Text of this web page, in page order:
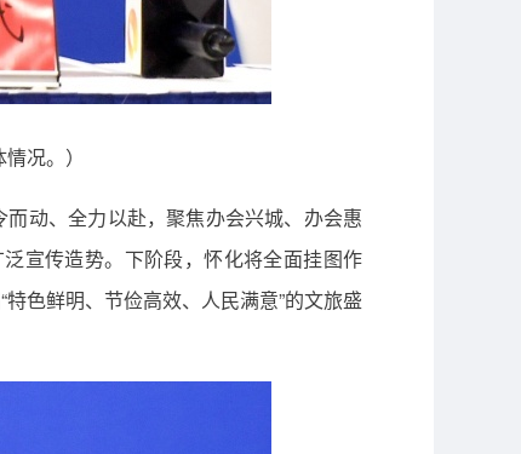
况。）
动、全力以赴，聚焦办会兴城、办会惠
宣传造势。下阶段，怀化将全面挂图作
色鲜明、节俭高效、人民满意”的文旅盛